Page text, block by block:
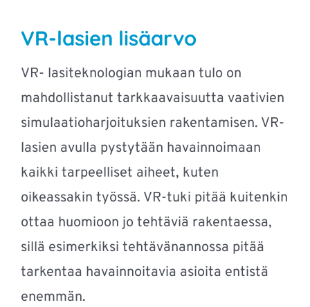
VR-lasien lisäarvo
VR- lasiteknologian mukaan tulo on
mahdollistanut tarkkaavaisuutta vaativien
simulaatioharjoituksien rakentamisen. VR-
lasien avulla pystytään havainnoimaan
kaikki tarpeelliset aiheet, kuten
oikeassakin työssä. VR-tuki pitää kuitenkin
ottaa huomioon jo tehtäviä rakentaessa,
sillä esimerkiksi tehtävänannossa pitää
tarkentaa havainnoitavia asioita entistä
enemmän.